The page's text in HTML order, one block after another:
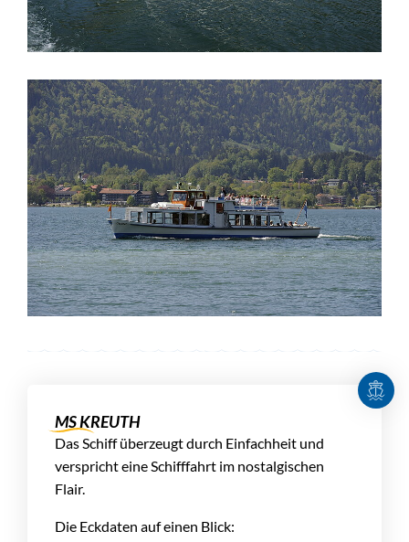
MS KREUTH
Das Schiff überzeugt durch Einfachheit und
verspricht eine Schifffahrt im nostalgischen
Flair.
Die Eckdaten auf einen Blick: